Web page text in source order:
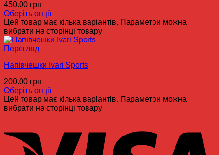
450.00 грн
Оберіть опції
Цей товар має кілька варіантів. Параметри можна
вибрати на сторінці товару
Перегляд
Напівчешки Ivari Sports
200.00 грн
Оберіть опції
Цей товар має кілька варіантів. Параметри можна
вибрати на сторінці товару